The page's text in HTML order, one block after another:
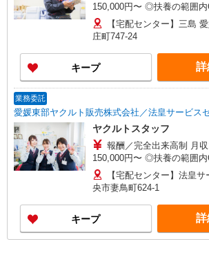
150,000円〜 ◎扶養の範囲内OK ◎扶養の範囲を超
えた高収入も応相談 働ける時間や環境に合わせて
最大限に考慮します。 初め
のある方、お気軽にお問い
入補償／月10万円（最大）
月間
【宅配センター】三島
庄町747-24
キープ 詳
業務委託
愛媛東部ヤクルト販売株式会社／法皇サービス
ヤクルトスタッフ
報酬／完全出来高制 月
150,000円〜 ◎扶養の範囲内OK ◎扶養の範囲を超
えた高収入も応相談 働ける時間や環境に合わせて
最大限に考慮します。 初め
のある方、お気軽にお問い
入補償／月10万円（最大）
月間
【宅配センター】法皇
央市妻鳥町624-1
キープ 詳